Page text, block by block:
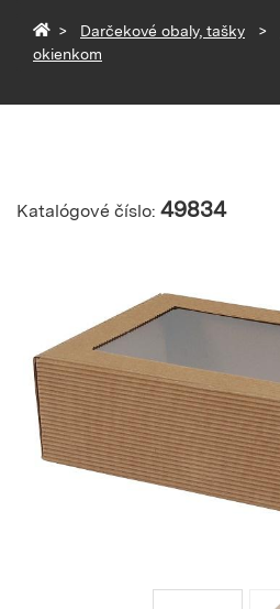
Späť na homepage
Darčekové obaly, tašky
okienkom
Katalógové číslo: 49834